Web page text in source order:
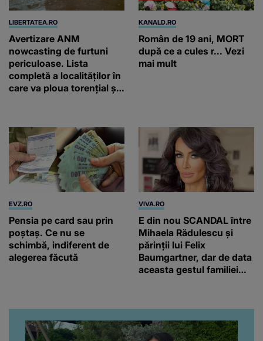
LIBERTATEA.RO
Avertizare ANM
nowcasting de furtuni
periculoase. Lista
completă a localităților în
care va ploua torențial și
KANALD.RO
Român de 19 ani, MORT
după ce a cules r... Vezi
mai mult
EVZ.RO
Pensia pe card sau prin
poștaș. Ce nu se
schimbă, indiferent de
alegerea făcută
VIVA.RO
E din nou SCANDAL între
Mihaela Rădulescu și
părinții lui Felix
Baumgartner, dar de data
aceasta gestul familiei
noastră! Fostei
prezentatoare nici că-i
vine să creadă că s-a